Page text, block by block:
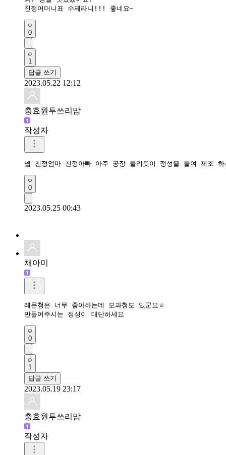
친정어머니표 수제라니!!! 좋네요~
0
1
답글 쓰기
2023.05.22 12:12
충효원투쓰리맘
작성자
넵 친정엄마 친정아빠 아주 공장 돌리듯이 정성을 들여 제조 하
0
2023.05.25 00:43
채아미
레몬청은 너무 좋아하는데 모과청도 있군요ㅎ
만들어주시는 정성이 대단하세요
0
1
답글 쓰기
2023.05.19 23:17
충효원투쓰리맘
작성자